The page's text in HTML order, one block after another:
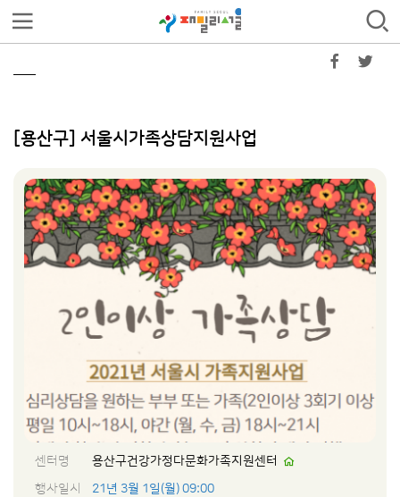
[용산구] 서울시가족상담지원사업
센터명
용산구건강가정다문화가족지원센터
행사일시
21년 3월 1일(월) 09:00